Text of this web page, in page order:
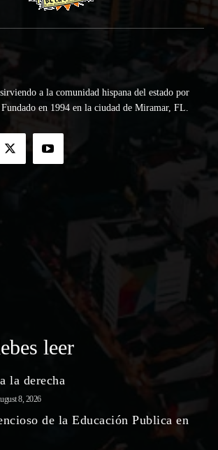
a la comunidad hispana del estado por
Fundado en 1994 en la ciudad de Miramar, FL.
leer
la derecha
8, 2026
de la Educación Publica en